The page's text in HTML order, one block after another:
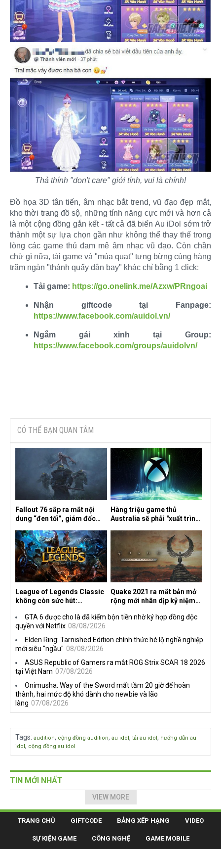
Thả thính "don't care" giới tính, vui là chính!
Đồ họa 3D tân tiến, âm nhạc bắt trend, vũ đạo đẹp mắt,
kho thời trang đồ sộ, những tính năng cực mới và hơn cả
là một cộng đồng gắn kết - tất cả đã biến Au iDol sớm trở
thành một sự lựa chọn gần như không thể thay thế trong
lòng các game thủ đam mê âm nhạc vũ đạo. Còn chần
chừ gì nữa, tải game và "múa quạt" tưng bừng cùng hàng
trăm ngàn "thánh quẩy dân bay" khác chỉ bằng 1 click:​
Tải game: https://go.onelink.me/Azxw/PRngoai
Nhận giftcode tại Fanpage:
https://www.facebook.com/auidol.vn/
Ngắm gái xinh tại Group:
https://www.facebook.com/groups/auidolvn/
CÓ THỂ BẠN QUAN TÂM
Fallout 76 sắp ra mắt nội
dung “đen tối”, giám đốc
Hàng triệu game thủ
Australia sẽ phải "xuất trình
số tựa game trên Xbox?
League of Legends Classic
không còn sức hút:
chơi cũ không còn online
Quake 2021 ra mắt bản mở
rộng mới nhân dịp kỷ niệm
the Machine
GTA 6 được cho là đã kiếm bộn tiền nhờ ký hợp đồng độc
quyền với Netflix 08/08/2026
Elden Ring: Tarnished Edition chính thức hé lộ nghề nghiệp
mới siêu "ngầu" 08/08/2026
ASUS Republic of Gamers ra mắt ROG Strix SCAR 18 2026
tại Việt Nam 07/08/2026
Onimusha: Way of the Sword mất tầm 20 giờ để hoàn
thành, hai mức độ khó dành cho newbie và lão
làng 07/08/2026
Tags: audition, cộng đồng audition, au idol , tải au idol , hướng dẫn au
idol , cộng đồng au idol
TIN MỚI NHẤT
VIEW MORE
TRANG CHỦ GIFTCODE BẢNG XẾP HẠNG VIDEO
SỰ KIỆN GAME CÔNG NGHỆ GAME MOBILE